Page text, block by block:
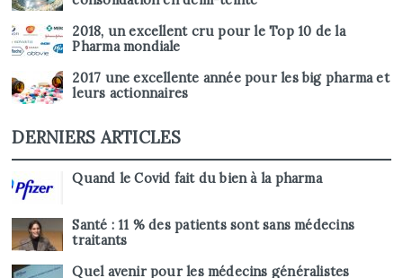
2018, un excellent cru pour le Top 10 de la
Pharma mondiale
2017 une excellente année pour les big pharma et
leurs actionnaires
DERNIERS ARTICLES
Quand le Covid fait du bien à la pharma
Santé : 11 % des patients sont sans médecins
traitants
Quel avenir pour les médecins généralistes